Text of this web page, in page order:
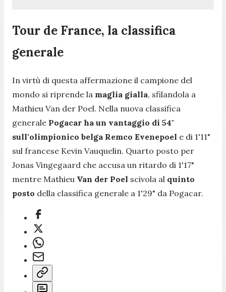
Tour de France, la classifica
generale
In virtù di questa affermazione il campione del
mondo si riprende la maglia gialla, sfilandola a
Mathieu Van der Poel. Nella nuova classifica
generale Pogacar ha un vantaggio di 54"
sull'olimpionico belga Remco Evenepoel e di 1'11"
sul francese Kevin Vauquelin. Quarto posto per
Jonas Vingegaard che accusa un ritardo di 1'17"
mentre Mathieu Van der Poel scivola al quinto
posto della classifica generale a 1'29" da Pogacar.